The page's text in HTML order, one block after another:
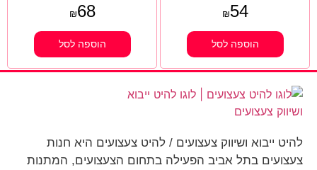
₪54
הוספה לסל
₪68
הוספה לסל
להיט ייבוא ושיווק צעצועים / להיט צעצועים היא חנות
צעצועים בתל אביב הפעילה בתחום הצעצועים, המתנות